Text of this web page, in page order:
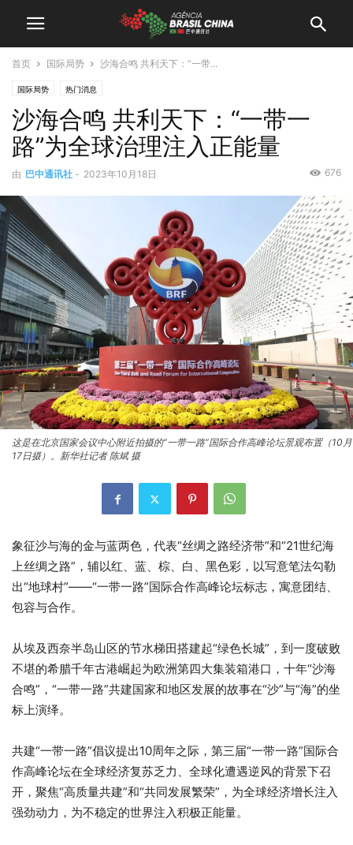
首页 国际局势 沙海合鸣 共利天下：“一带...
国际局势 热门消息
沙海合鸣 共利天下：“一带一
路”为全球治理注入正能量
由 巴中通讯社 - 2023年10月18日 676
这是在北京国家会议中心附近拍摄的“一带一路”国际合作高峰论坛景观布置（10月
17日摄）。新华社记者 陈斌 摄
象征沙与海的金与蓝两色，代表“丝绸之路经济带”和“21世纪海
上丝绸之路”，辅以红、蓝、棕、白、黑色彩，以写意笔法勾勒
出“地球村”——“一带一路”国际合作高峰论坛标志，寓意团结、
包容与合作。
从埃及西奈半岛山区的节水梯田搭建起“绿色长城”，到一度破败
不堪的希腊千年古港崛起为欧洲第四大集装箱港口，十年“沙海
合鸣”，“一带一路”共建国家和地区发展的故事在“沙”与“海”的坐
标上演绎。
共建“一带一路”倡议提出10周年之际，第三届“一带一路”国际合
作高峰论坛在全球经济复苏乏力、全球化遭遇逆风的背景下召
开，聚焦“高质量共建”和“共同发展繁荣”，为全球经济增长注入
强劲动力，为不稳定的世界注入积极正能量。